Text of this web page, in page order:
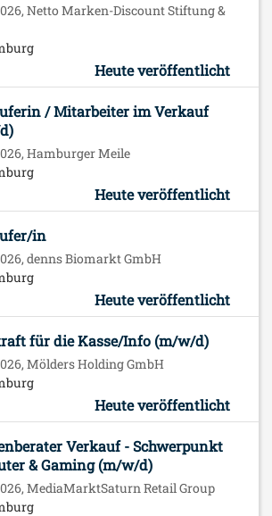
Netto Marken-Discount Stiftung &
Heute veröffentlicht
/ Mitarbeiter im Verkauf
Hamburger Meile
Heute veröffentlicht
in
denns Biomarkt GmbH
Heute veröffentlicht
für die Kasse/Info (m/w/d)
Mölders Holding GmbH
Heute veröffentlicht
Verkauf - Schwerpunkt
& Gaming (m/w/d)
MediaMarktSaturn Retail Group